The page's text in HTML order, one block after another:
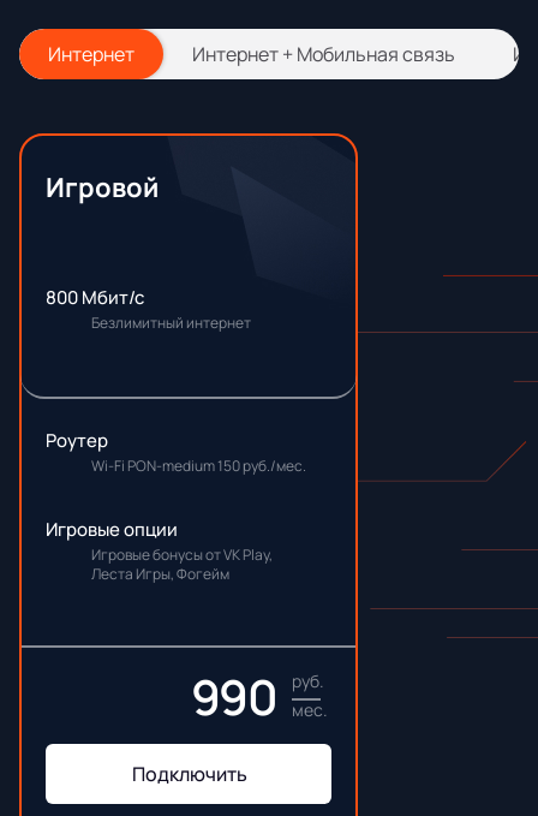
Интернет Интернет + Мобильная связь
Игровой
800 Мбит/с
Безлимитный интернет
Роутер
Wi-Fi PON-medium 150 руб./мес.
Игровые опции
Игровые бонусы от VK Play,
Леста Игры, Фогейм
990
руб.
мес.
Подключить